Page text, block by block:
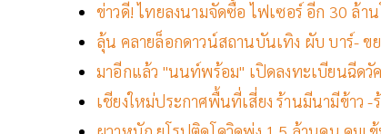
ข่าวดี! ไทยลงนามจัดซื้อ ไฟเซอร์ อีก 30 ล้า
ลุ้น คลายล็อกดาวน์สถานบันเทิง ผับ บาร์- ข
มาอีกแล้ว "นนท์พร้อม" เปิดลงทะเบียนฉีดวั
เชียงใหม่ประกาศพื้นที่เสี่ยง ร้านมีนามีข้าว